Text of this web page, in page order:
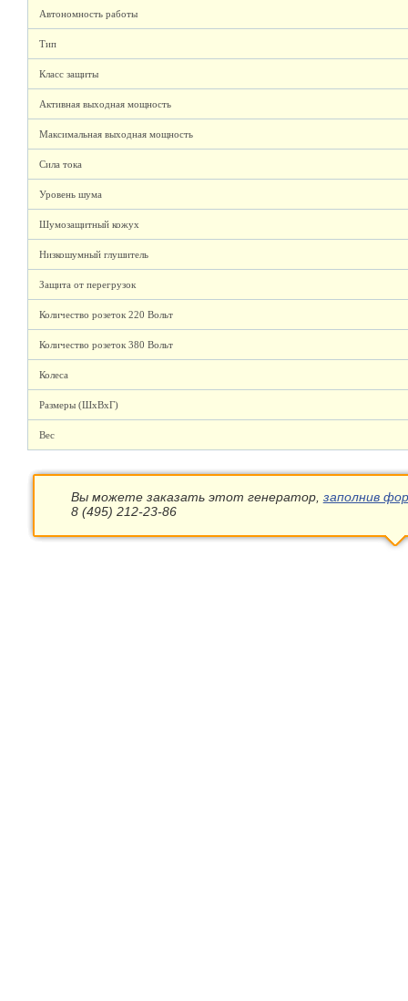
Автономность работы
Тип
Класс защиты
Активная выходная мощность
Максимальная выходная мощность
Сила тока
Уровень шума
Шумозащитный кожух
Низкошумный глушитель
Защита от перегрузок
Количество розеток 220 Вольт
Количество розеток 380 Вольт
Колеса
Размеры (ШхВхГ)
Вес
Вы можете заказать этот генератор, заполнив
8 (495) 212-23-86